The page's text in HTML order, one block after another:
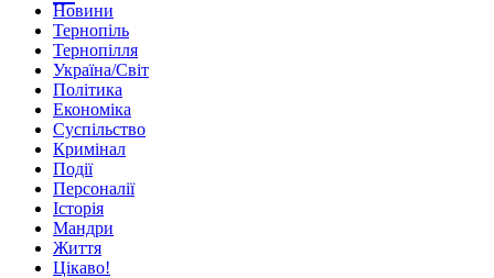
Новини
Тернопіль
Тернопілля
Україна/Світ
Політика
Економіка
Суспільство
Кримінал
Події
Персоналії
Історія
Мандри
Життя
Цікаво!